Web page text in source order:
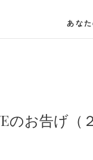
あな
のお告げ（